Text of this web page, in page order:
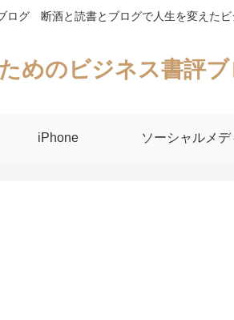
ログ 断酒と読書とブログで人生を変えたビ
めのビジネス書評ブ
iPhone ソーシャルメデ